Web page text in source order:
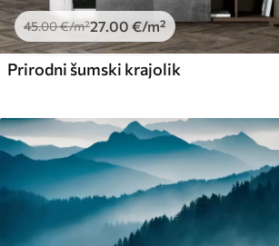
45.00€/m²27.00 €/m²
Prirodni šumski krajolik